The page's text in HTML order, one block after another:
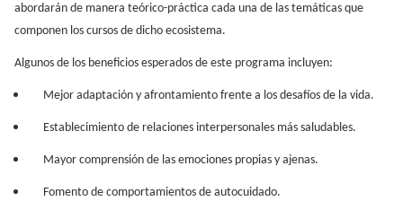
abordarán de manera teórico-práctica cada una de las temáticas que
componen los cursos de dicho ecosistema.
Algunos de los beneficios esperados de este programa incluyen:
Mejor adaptación y afrontamiento frente a los desafíos de la vida.
Establecimiento de relaciones interpersonales más saludables.
Mayor comprensión de las emociones propias y ajenas.
Fomento de comportamientos de autocuidado.